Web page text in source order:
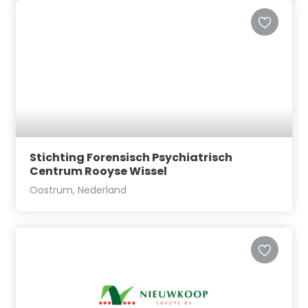
Stichting Forensisch Psychiatrisch
Centrum Rooyse Wissel
Oostrum, Nederland